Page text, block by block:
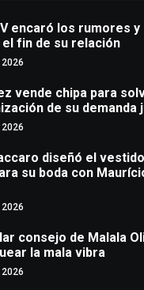
encaró los rumores y
fin de su relación
vende chipa para
de su demanda
diseñó el
su boda con
consejo de Malala
la mala vibra